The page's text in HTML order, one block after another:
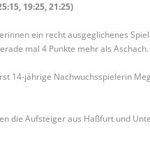
19:25, 21:25)
ein recht ausgeglichenes
mal 4 Punkte mehr als Aschach.
14-jährige Nachwuchsspielerin
die Aufsteiger aus Haßfurt und